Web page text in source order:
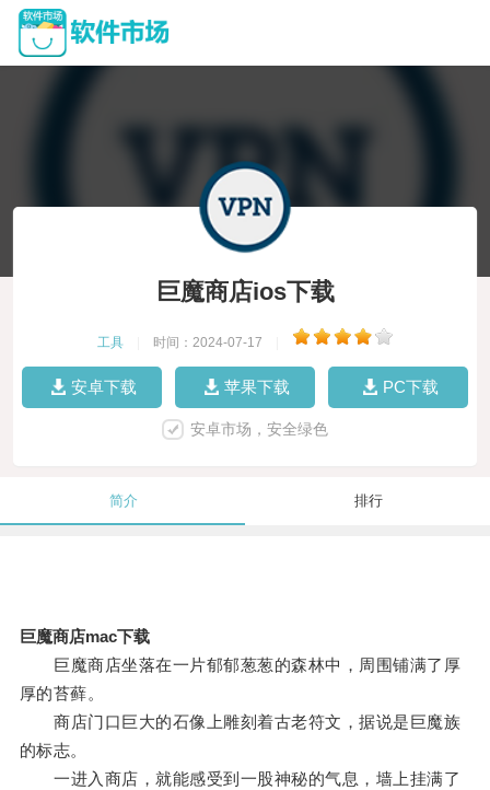
巨魔商店ios下载
工具 时间：2024-07-17
安卓下载 苹果下载 PC下载
安卓市场，安全绿色
简介 排行
巨魔商店mac下载
巨魔商店坐落在一片郁郁葱葱的森林中，周围铺满了厚
厚的苔藓。
商店门口巨大的石像上雕刻着古老符文，据说是巨魔族
的标志。
一进入商店，就能感受到一股神秘的气息，墙上挂满了